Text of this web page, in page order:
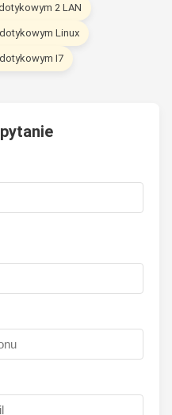
2 LAN
Linux
I7